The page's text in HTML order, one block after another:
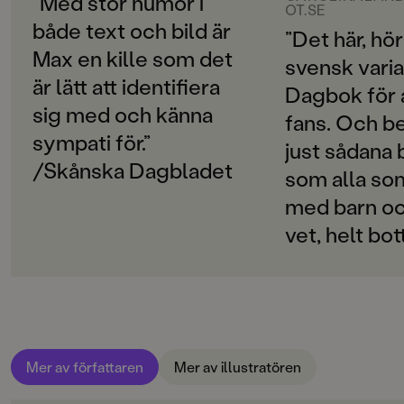
SPRÅK
Svenska
PUBLICERINGSDATUM
2019-02-06
Produktion
MILJÖMÄRKNING
9789129709599
både text och bild är
Max en kille som det
är lätt att identifiera
sig med och känna
sympati för.”
/Skånska Dagbladet
OT.SE
”Det här,
svensk
Dagbok för
fans. Och
just sådana
som alla
med barn
vet, helt
Mer av författaren Mer av illustratören